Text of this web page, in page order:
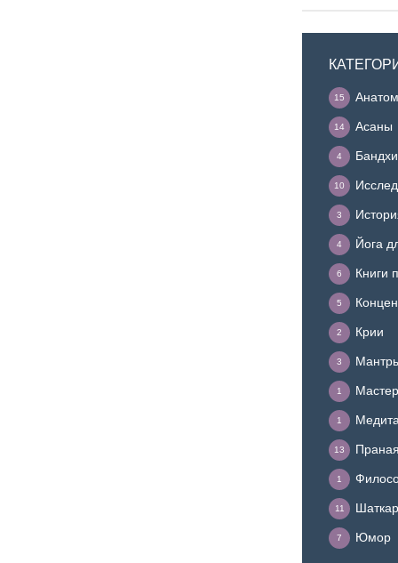
15
Асаны
14
Бандхи
4
10
3
Йога
4
Книги
6
5
Крии
2
3
1
1
13
1
11
Юмор
7